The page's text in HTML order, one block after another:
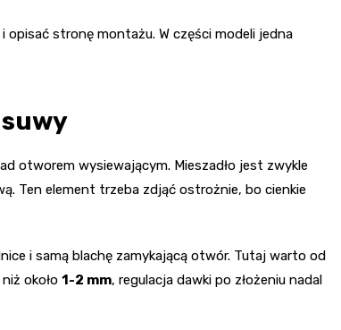
opisać stronę montażu. W części modeli jedna
otworem wysiewającym. Mieszadło jest zwykle
Ten element trzeba zdjąć ostrożnie, bo cienkie
i samą blachę zamykającą otwór. Tutaj warto od
około 1-2 mm, regulacja dawki po złożeniu nadal